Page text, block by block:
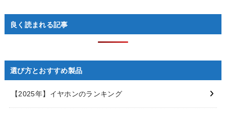
良く読まれる記事
選び方とおすすめ製品
【2025年】イヤホンのランキング